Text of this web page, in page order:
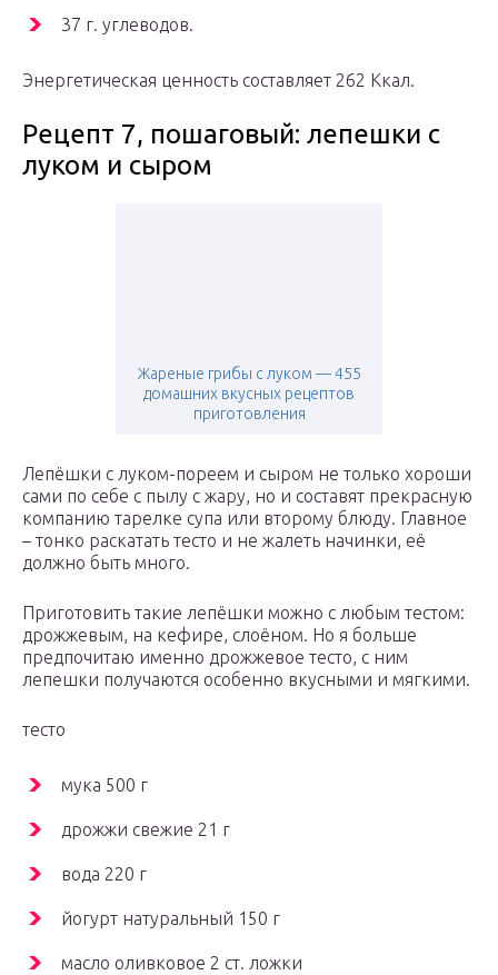
37 г. углеводов.
Энергетическая ценность составляет 262 Ккал.
Рецепт 7, пошаговый: лепешки с
луком и сыром
Жареные грибы с луком — 455
домашних вкусных рецептов
приготовления
Лепёшки с луком-пореем и сыром не только хороши
сами по себе с пылу с жару, но и составят прекрасную
компанию тарелке супа или второму блюду. Главное
– тонко раскатать тесто и не жалеть начинки, её
должно быть много.
Приготовить такие лепёшки можно с любым тестом:
дрожжевым, на кефире, слоёном. Но я больше
предпочитаю именно дрожжевое тесто, с ним
лепешки получаются особенно вкусными и мягкими.
тесто
мука 500 г
дрожжи свежие 21 г
вода 220 г
йогурт натуральный 150 г
масло оливковое 2 ст. ложки